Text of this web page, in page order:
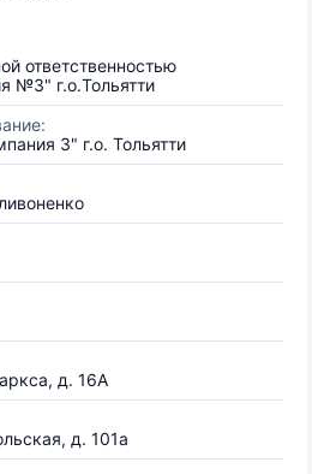
ответственностью
№3" г.о.Тольятти
3" г.о. Тольятти
д. 16А
д. 101а